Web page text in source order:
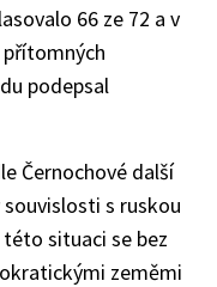
66 ze 72 a v
přítomných
podepsal
Černochové další
souvislosti s ruskou
situaci se bez
zeměmi